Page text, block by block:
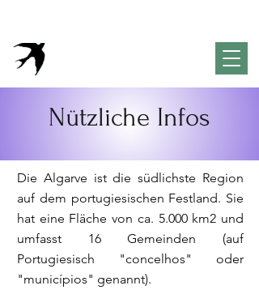
Nützliche Infos
Die Algarve ist die südlichste Region
auf dem portugiesischen Festland. Sie
hat eine Fläche von ca. 5.000 km2 und
umfasst 16 Gemeinden (auf
Portugiesisch "concelhos" oder
"municípios" genannt).